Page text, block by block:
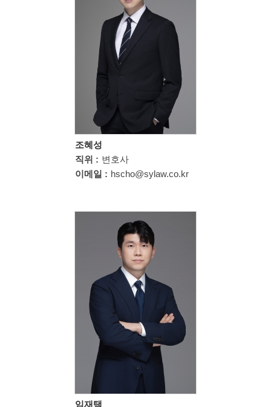
조혜성
직위 : 변호사
이메일 : hscho@sylaw.co.kr
임재택